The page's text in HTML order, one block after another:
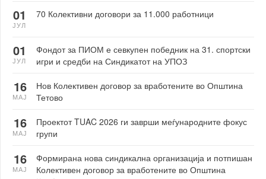
70 Колективни договори за 11.000 работници
01
ЈУЛ
Фондот за ПИОМ е севкупен победник на 31. спортски
игри и средби на Синдикатот на УПОЗ
01
ЈУЛ
Нов Колективен договор за вработените во Општина
Тетово
16
МАЈ
Проектот TUAC 2026 ги заврши меѓународните фокус
групи
16
МАЈ
Формирана нова синдикална организација и потпишан
Колективен договор за вработените во Општина
16
МАЈ